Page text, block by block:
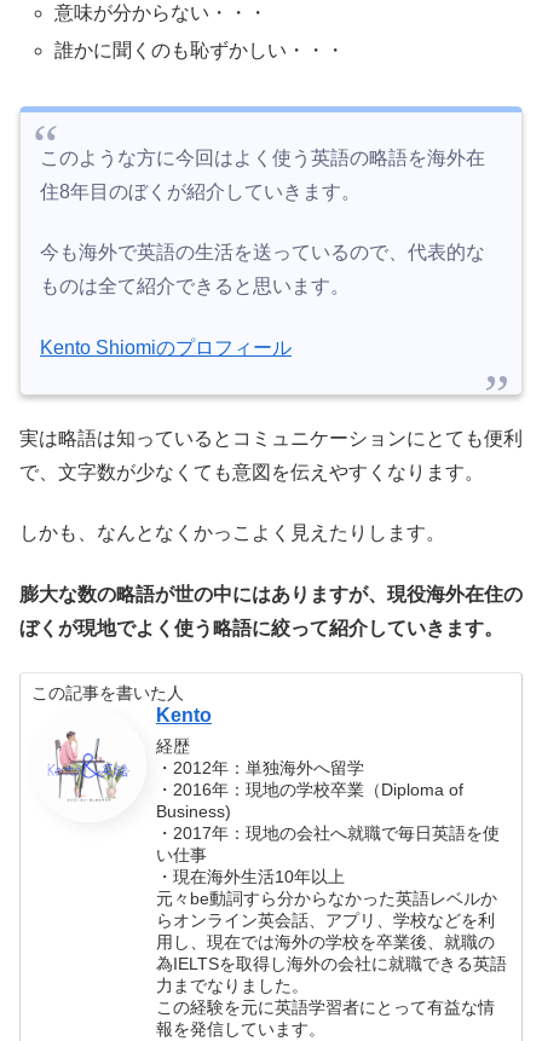
意味が分からない・・・
誰かに聞くのも恥ずかしい・・・
このような方に今回はよく使う英語の略語を海外在
住8年目のぼくが紹介していきます。
今も海外で英語の生活を送っているので、代表的な
ものは全て紹介できると思います。
Kento Shiomiのプロフィール
実は略語は知っているとコミュニケーションにとても便利
で、文字数が少なくても意図を伝えやすくなります。
しかも、なんとなくかっこよく見えたりします。
膨大な数の略語が世の中にはありますが、現役海外在住の
ぼくが現地でよく使う略語に絞って紹介していきます。
この記事を書いた人
Kento
経歴
・2012年：単独海外へ留学
・2016年：現地の学校卒業（Diploma of
Business)
・2017年：現地の会社へ就職で毎日英語を使
い仕事
・現在海外生活10年以上
元々be動詞すら分からなかった英語レベルか
らオンライン英会話、アプリ、学校などを利
用し、現在では海外の学校を卒業後、就職の
為IELTSを取得し海外の会社に就職できる英語
力までなりました。
この経験を元に英語学習者にとって有益な情
報を発信しています。